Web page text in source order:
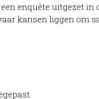
enquête uitgezet
kansen liggen om